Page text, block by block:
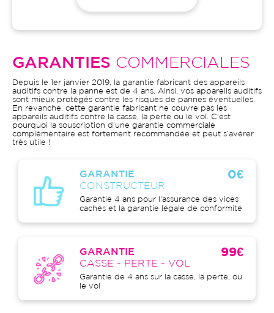
GARANTIES COMMERCIALES
Depuis le 1er janvier 2019, la garantie fabricant des appareils
auditifs contre la panne est de 4 ans. Ainsi, vos appareils auditifs
sont mieux protégés contre les risques de pannes éventuelles.
En revanche, cette garantie fabricant ne couvre pas les
appareils auditifs contre la casse, la perte ou le vol. C’est
pourquoi la souscription d’une garantie commerciale
complémentaire est fortement recommandée et peut s’avérer
très utile !
GARANTIE
CONSTRUCTEUR
0€
Garantie 4 ans pour l'assurance des vices
cachés et la garantie légale de conformité
GARANTIE
CASSE - PERTE - VOL
99€
Garantie de 4 ans sur la casse, la perte, ou
le vol